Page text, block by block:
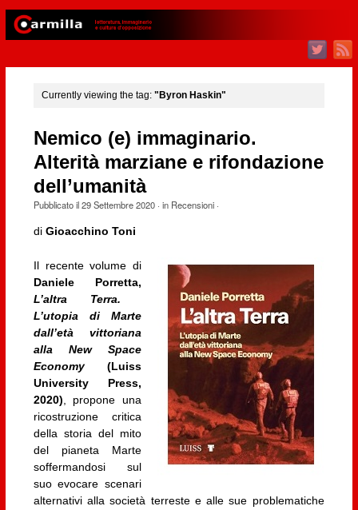
Currently viewing the tag: "Byron Haskin"
Nemico (e) immaginario.
Alterità marziane e rifondazione
dell’umanità
Pubblicato il29 Settembre 2020· in Recensioni·
di Gioacchino Toni
Il recente volume di
Daniele Porretta,
L’altra Terra.
L’utopia di Marte
dall’età vittoriana
alla New Space
Economy(Luiss
University Press,
2020), propone una
ricostruzione critica
della storia del mito
del pianeta Marte
soffermandosi sul
suo evocare scenari
alternativi alla società terreste e alle sue problematiche